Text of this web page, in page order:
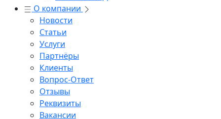
О компании
Новости
Статьи
Услуги
Партнёры
Клиенты
Вопрос-Ответ
Отзывы
Реквизиты
Вакансии